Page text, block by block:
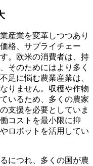
産業を変革しつつあり
格、サプライチェー
。欧米の消費者は、持
そのためにはより多く
足に悩む農業産業は、
りません。収穫や作物
いるため、多くの農家
支援を必要としていま
コストを最小限に抑
ロボットを活用してい
につれ、多くの国が農